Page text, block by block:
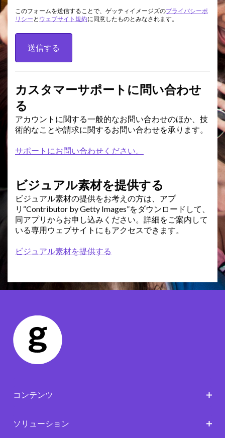
このフォームを送信することで、ゲッティイメージズのプライバシーポ
リシー と ウェブサイト規約に同意したものとみなされます。
送信する
カスタマーサポートに問い合わせ
る
アカウントに関する一般的なお問い合わせのほか、技
術的なことや請求に関するお問い合わせを承ります。
サポートにお問い合わせください。
ビジュアル素材を提供する
ビジュアル素材の提供をお考えの方は、アプ
リ“Contributor by Getty Images”をダウンロードして、
同アプリからお申し込みください。詳細をご案内して
いる専用ウェブサイトにもアクセスできます。
ビジュアル素材を提供する
コンテンツ
ソリューション